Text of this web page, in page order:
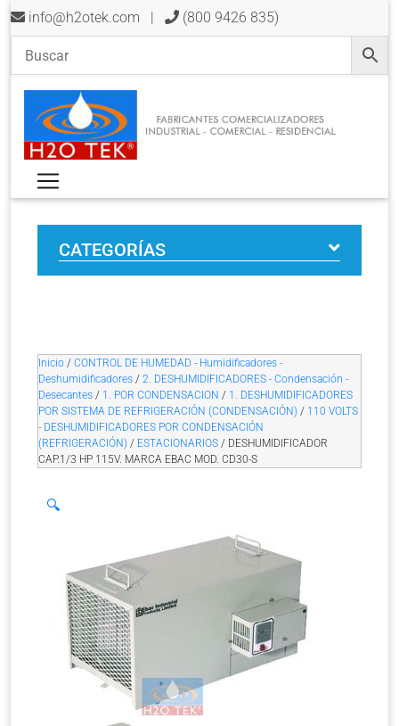
info@h2otek.com | (800 9426 835)
CATEGORÍAS
Inicio / CONTROL DE HUMEDAD - Humidificadores -
Deshumidificadores / 2. DESHUMIDIFICADORES - Condensación -
Desecantes / 1. POR CONDENSACION / 1. DESHUMIDIFICADORES
POR SISTEMA DE REFRIGERACIÓN (CONDENSACIÓN) / 110 VOLTS
- DESHUMIDIFICADORES POR CONDENSACIÓN
(REFRIGERACIÓN) / ESTACIONARIOS / DESHUMIDIFICADOR
CAP.1/3 HP 115V. MARCA EBAC MOD. CD30-S
🔍